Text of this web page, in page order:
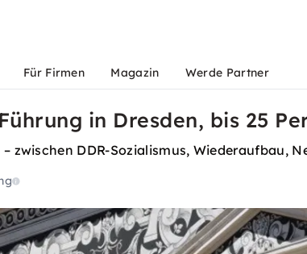
Für Firmen Magazin Werde Partner
in Dresden, bis 25
zwischen DDR-Sozialismus,